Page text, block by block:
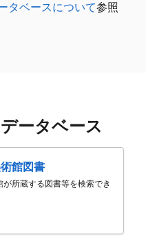
タベースについて参照
ータベース
館図書
が所蔵する図書等を検索でき